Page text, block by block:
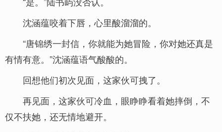
沈涵蕴咬着下唇，心里酸溜溜的。
“唐锦绣一封信，你就能为她冒险，你对她还真是
有情有意。”沈涵蕴语气酸酸的。
回想他们初次见面，这家伙可拽了。
再见面，这家伙可冷血，眼睁睁看着她摔倒，不
仅不扶她，还无情地避开。